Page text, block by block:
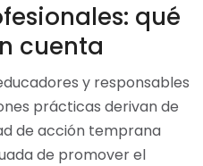
qué
cuenta
y responsables
prácticas derivan de
de acción temprana
de promover el